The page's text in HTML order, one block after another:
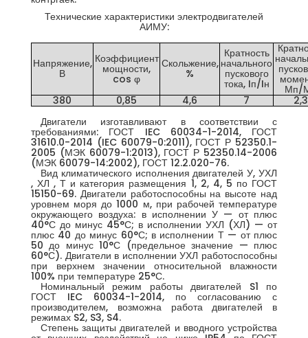
Технические характеристики электродвигателей
АИМУ:
Напряжение,
В
Коэффициент
мощности,
cos φ
Скольжение,
%
Кратность
начального
пускового
тока, Iп/Iн
Мп/
380
0,85 4,6 7
2,3
Двигатели изготавливают в соответствии с
требованиями: ГОСТ IEC 60034-1-2014, ГОСТ
31610.0-2014 (IEC 60079-0:2011), ГОСТ Р 52350.1-
2005 (МЭК 60079-1:2013), ГОСТ Р 52350.14-2006
(МЭК 60079-14:2002), ГОСТ 12.2.020-76.
Вид климатического исполнения двигателей У, УХЛ
, ХЛ , Т и категория размещения 1, 2, 4, 5 по ГОСТ
15150-69. Двигатели работоспособны на высоте над
уровнем моря до 1000 м, при рабочей температуре
окружающего воздуха: в исполнении У — от плюс
40°С до минус 45°С; в исполнении УХЛ (ХЛ) — от
плюс 40 до минус 60°С; в исполнении Т — от плюс
50 до минус 10°С (предельное значение — плюс
60°С). Двигатели в исполнении УХЛ работоспособны
при верхнем значении относительной влажности
100% при температуре 25°С.
Номинальный режим работы двигателей S1 по
ГОСТ IEC 60034-1-2014, по согласованию с
производителем, возможна работа двигателей в
режимах S2, S3, S4.
Степень защиты двигателей и вводного устройства